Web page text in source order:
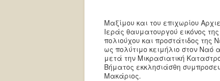
Μαξίμου και του επιχωρίου
Ιεράς θαυματουργού εικόνος
πολιούχου και προστάτιδος
ως πολύτιμο κειμήλιο στον
μετά την Μικρασιατική
Βήματος εκκλησιάσθη
Μακάριος.